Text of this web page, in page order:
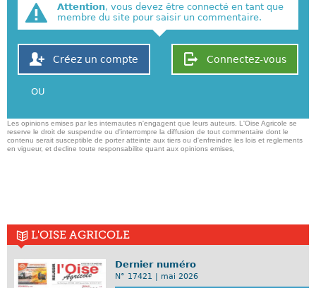
Attention, vous devez être connecté en tant que
membre du site pour saisir un commentaire.
Connectez-vous
Créez un compte
OU
Les opinions emises par les internautes n'engagent que leurs auteurs. L'Oise Agricole se
reserve le droit de suspendre ou d'interrompre la diffusion de tout commentaire dont le
contenu serait susceptible de porter atteinte aux tiers ou d'enfreindre les lois et reglements
en vigueur, et decline toute responsabilite quant aux opinions emises,
L'OISE AGRICOLE
Dernier numéro
N° 17421 | mai 2026